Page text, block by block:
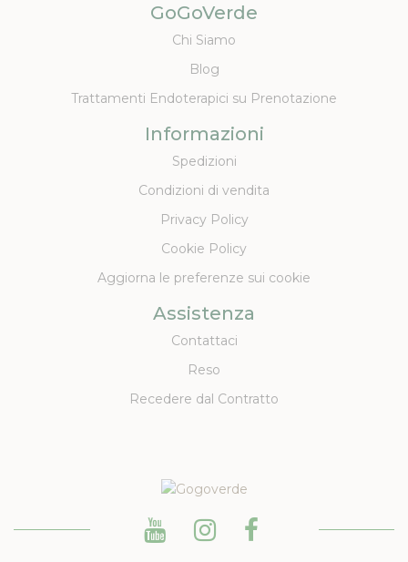
GoGoVerde
Chi Siamo
Blog
Trattamenti Endoterapici su Prenotazione
Informazioni
Spedizioni
Condizioni di vendita
Privacy Policy
Cookie Policy
Aggiorna le preferenze sui cookie
Assistenza
Contattaci
Reso
Recedere dal Contratto